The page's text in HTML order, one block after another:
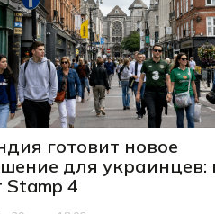
готовит новое
для украинцев:
Stamp 4